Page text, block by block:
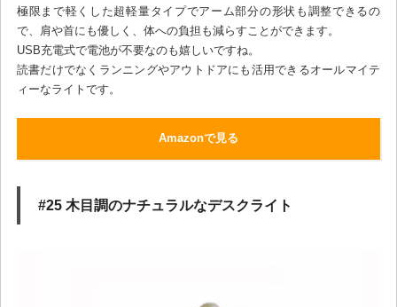
極限まで軽くした超軽量タイプでアーム部分の形状も調整できるの
で、肩や首にも優しく、体への負担も減らすことができます。
USB充電式で電池が不要なのも嬉しいですね。
読書だけでなくランニングやアウトドアにも活用できるオールマイテ
ィーなライトです。
Amazonで見る
#25 木目調のナチュラルなデスクライト